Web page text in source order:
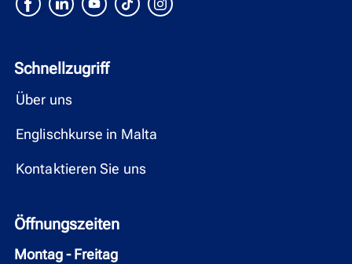
Schnellzugriff
Über uns
Englischkurse in Malta
Kontaktieren Sie uns
Öffnungszeiten
Montag - Freitag